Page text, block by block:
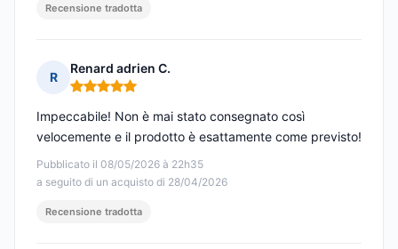
Recensione tradotta
R
Renard adrien C.
Nota: 5 su 5
Pubblicato il 08/05/2026 à 22h35
a seguito di un acquisto di 28/04/2026
Impeccabile! Non è mai stato consegnato così
velocemente e il prodotto è esattamente come previsto!
Recensione tradotta